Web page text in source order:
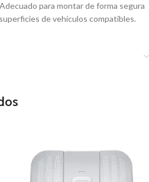
para montar de forma segura
de vehículos compatibles.